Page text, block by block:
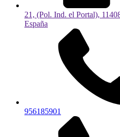
21, (Pol. Ind. el Portal),
España
956185901